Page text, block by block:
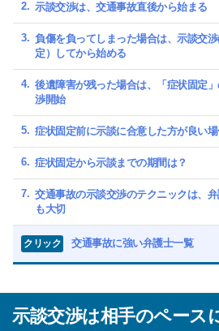
示談交渉は、交通事故直後から始まる
負傷を負ってしまった場合は、示談交
定）してから始める
後遺障害が残った場合は、「症状固定
渉開始
症状固定前に示談に合意した方が良い
症状固定から示談までの期間は？
交通事故の示談交渉のテクニックは、
も大切
クリック 交通事故に強い弁護士一覧
示談交渉は相手のペース